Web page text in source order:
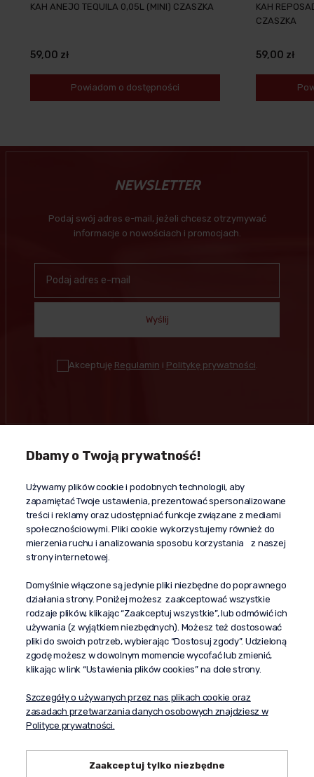
KAH ANEJO TEQUILA 0,05L (MINI) CZASZKA
59,00 zł
Powiadom o dostępności
KAH
CZASZKA
59,00 zł
NEWSLETTER
Podaj swój adres e-mail, jeżeli chcesz otrzymywać
informacje o nowościach i promocjach.
Wyślij
Akceptuję Regulamin i Politykę prywatności
Kontakt
+48 603 610 870
kontakt@propaganda24h.pl
“Propaganda"
al. Komisji Edukacji Narodowej 51/U5
02-797 Warszawa
Pomoc
Dostawa
Moje konto
O firmie
Dbamy o Twoją prywatność!
Używamy plików cookie i podobnych technologii, aby
zapamiętać Twoje ustawienia, prezentować spersonalizowane
treści i reklamy oraz udostępniać funkcje związane z mediami
społecznościowymi. Pliki cookie wykorzystujemy również do
mierzenia ruchu i analizowania sposobu korzystania z naszej
strony internetowej.
Domyślnie włączone są jedynie pliki niezbędne do poprawnego
działania strony. Poniżej możesz zaakceptować wszystkie
rodzaje plików, klikając “Zaakceptuj wszystkie”, lub odmówić ich
używania (z wyjątkiem niezbędnych). Możesz też dostosować
pliki do swoich potrzeb, wybierając “Dostosuj zgody”. Udzieloną
zgodę możesz w dowolnym momencie wycofać lub zmienić,
klikając w link “Ustawienia plików cookies” na dole strony.
Szczegóły o używanych przez nas plikach cookie oraz
zasadach przetwarzania danych osobowych znajdziesz w
Polityce prywatności.
Zaakceptuj tylko niezbędne